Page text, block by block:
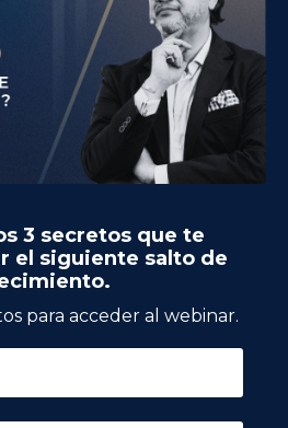
3 secretos que te
el siguiente salto de
para acceder al webinar.